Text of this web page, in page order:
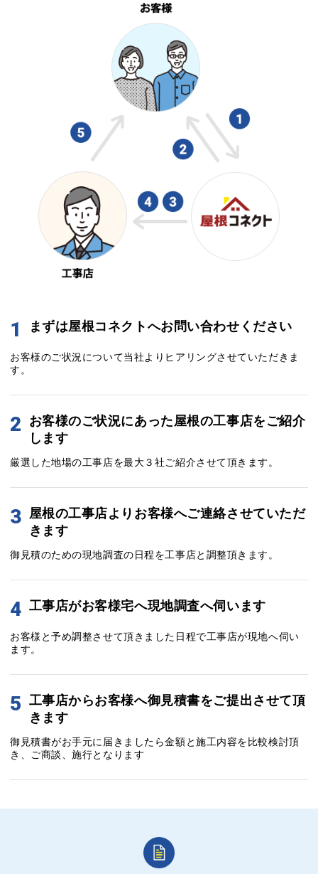
1 まずは屋根コネクトへお問い合わせください
お客様のご状況について当社よりヒアリングさせていただきま
す。
2
お客様のご状況にあった屋根の工事店をご紹介
します
厳選した地場の工事店を最大３社ご紹介させて頂きます。
3 屋根の工事店よりお客様へご連絡させていただ
きます
御見積のための現地調査の日程を工事店と調整頂きます。
4 工事店がお客様宅へ現地調査へ伺います
お客様と予め調整させて頂きました日程で工事店が現地へ伺い
ます。
5 工事店からお客様へ御見積書をご提出させて頂
きます
御見積書がお手元に届きましたら金額と施工内容を比較検討頂
き、ご商談、施行となります